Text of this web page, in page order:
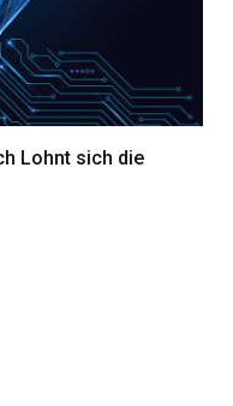
Lohnt sich die